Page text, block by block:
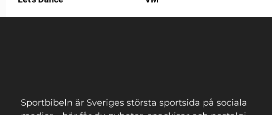
Sportbibeln är Sveriges största sportsida på sociala